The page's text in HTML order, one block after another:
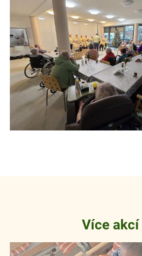
Více akcí